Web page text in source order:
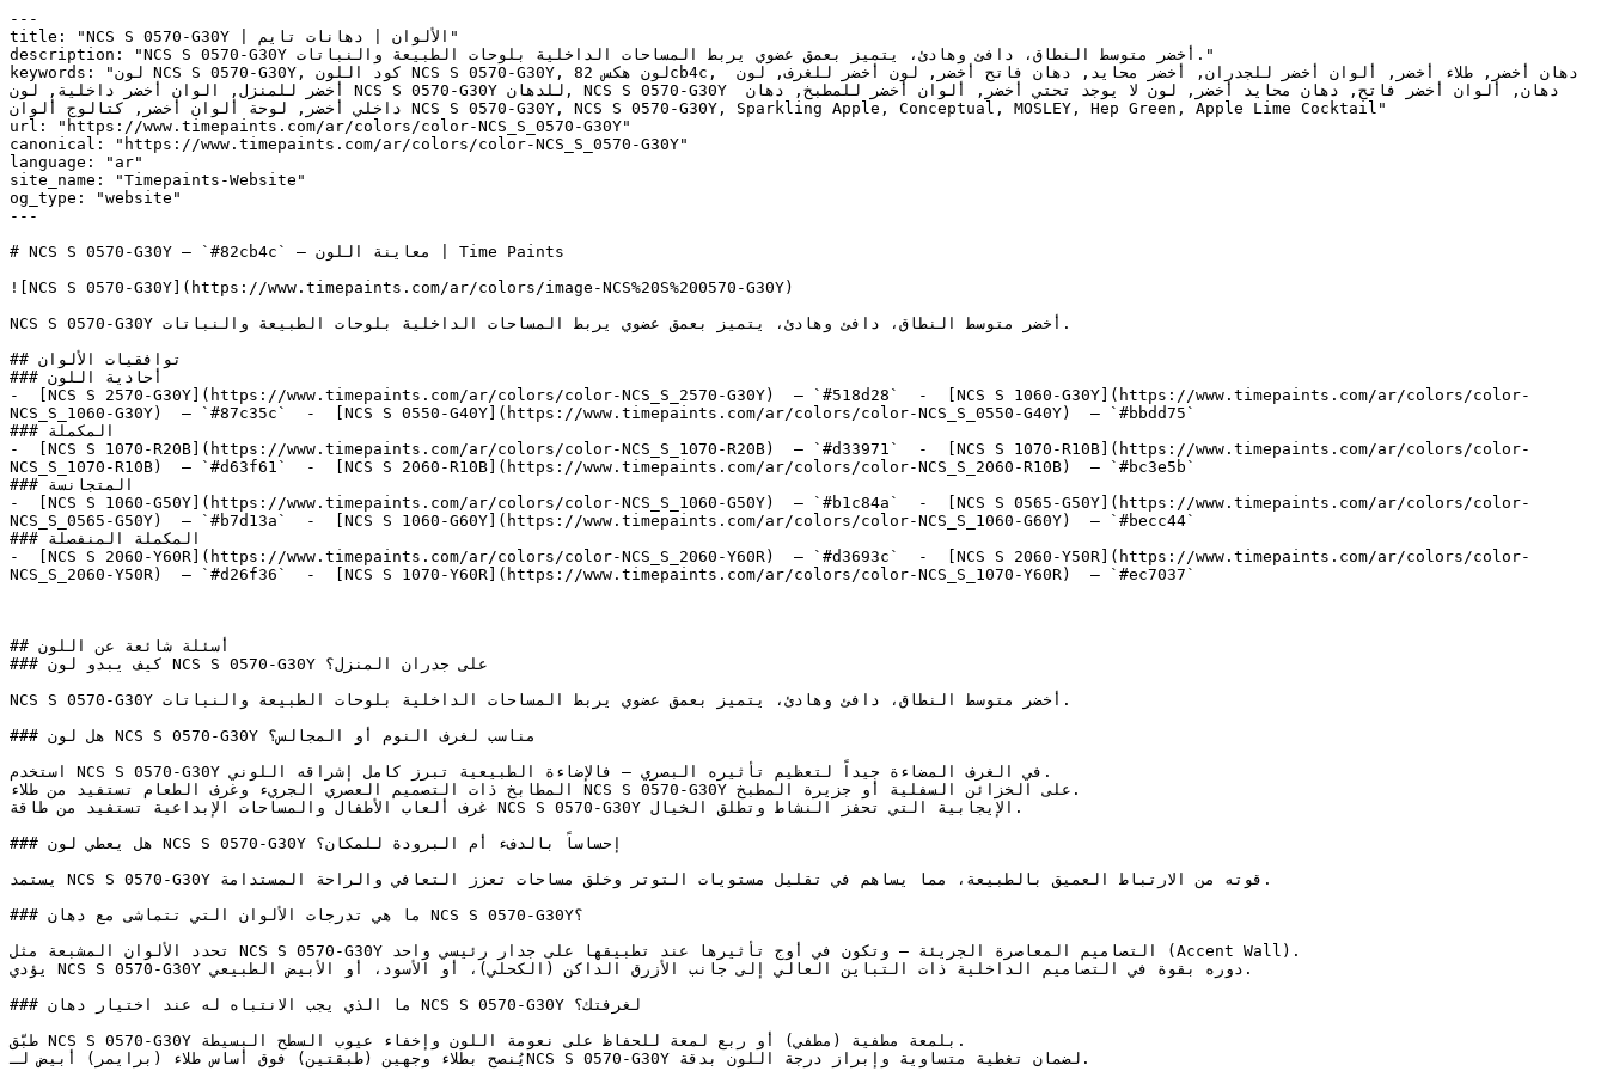
---
title: "NCS S 0570-G30Y | الألوان | دهانات تايم"
description: "NCS S 0570-G30Y أخضر متوسط النطاق، دافئ وهادئ، يتميز بعمق عضوي يربط المساحات الداخلية بلوحات الطبيعة والنباتات."
keywords: "لون NCS S 0570-G30Y, كود اللون NCS S 0570-G30Y, لون هكس 82cb4c, دهان أخضر, طلاء أخضر, ألوان أخضر للجدران, أخضر محايد, دهان فاتح أخضر, لون أخضر للغرف, لون
أخضر للمنزل, الوان أخضر داخلية, لون NCS S 0570-G30Y للدهان, NCS S 0570-G30Y دهان, ألوان أخضر فاتح, دهان محايد أخضر, لون لا يوجد تحتي أخضر, ألوان أخضر للمطبخ, دهان
داخلي أخضر, لوحة ألوان أخضر, كتالوج ألوان NCS S 0570-G30Y, NCS S 0570-G30Y, Sparkling Apple, Conceptual, MOSLEY, Hep Green, Apple Lime Cocktail"
url: "https://www.timepaints.com/ar/colors/color-NCS_S_0570-G30Y"
canonical: "https://www.timepaints.com/ar/colors/color-NCS_S_0570-G30Y"
language: "ar"
site_name: "Timepaints-Website"
og_type: "website"
---
# NCS S 0570-G30Y — `#82cb4c` — معاينة اللون | Time Paints
![NCS S 0570-G30Y](https://www.timepaints.com/ar/colors/image-NCS%20S%200570-G30Y)
NCS S 0570-G30Y أخضر متوسط النطاق، دافئ وهادئ، يتميز بعمق عضوي يربط المساحات الداخلية بلوحات الطبيعة والنباتات.
## توافقيات الألوان
### أحادية اللون
-  [NCS S 2570-G30Y](https://www.timepaints.com/ar/colors/color-NCS_S_2570-G30Y)  — `#518d28`  -  [NCS S 1060-G30Y](https://www.timepaints.com/ar/colors/color-
NCS_S_1060-G30Y)  — `#87c35c`  -  [NCS S 0550-G40Y](https://www.timepaints.com/ar/colors/color-NCS_S_0550-G40Y)  — `#bbdd75`
### المكملة
-  [NCS S 1070-R20B](https://www.timepaints.com/ar/colors/color-NCS_S_1070-R20B)  — `#d33971`  -  [NCS S 1070-R10B](https://www.timepaints.com/ar/colors/color-
NCS_S_1070-R10B)  — `#d63f61`  -  [NCS S 2060-R10B](https://www.timepaints.com/ar/colors/color-NCS_S_2060-R10B)  — `#bc3e5b`
### المتجانسة
-  [NCS S 1060-G50Y](https://www.timepaints.com/ar/colors/color-NCS_S_1060-G50Y)  — `#b1c84a`  -  [NCS S 0565-G50Y](https://www.timepaints.com/ar/colors/color-
NCS_S_0565-G50Y)  — `#b7d13a`  -  [NCS S 1060-G60Y](https://www.timepaints.com/ar/colors/color-NCS_S_1060-G60Y)  — `#becc44`
### المكملة المنفصلة
-  [NCS S 2060-Y60R](https://www.timepaints.com/ar/colors/color-NCS_S_2060-Y60R)  — `#d3693c`  -  [NCS S 2060-Y50R](https://www.timepaints.com/ar/colors/color-
NCS_S_2060-Y50R)  — `#d26f36`  -  [NCS S 1070-Y60R](https://www.timepaints.com/ar/colors/color-NCS_S_1070-Y60R)  — `#ec7037`
## أسئلة شائعة عن اللون
### كيف يبدو لون NCS S 0570-G30Y على جدران المنزل؟
NCS S 0570-G30Y أخضر متوسط النطاق، دافئ وهادئ، يتميز بعمق عضوي يربط المساحات الداخلية بلوحات الطبيعة والنباتات.
### هل لون NCS S 0570-G30Y مناسب لغرف النوم أو المجالس؟
استخدم NCS S 0570-G30Y في الغرف المضاءة جيداً لتعظيم تأثيره البصري — فالإضاءة الطبيعية تبرز كامل إشراقه اللوني.
المطابخ ذات التصميم العصري الجريء وغرف الطعام تستفيد من طلاء NCS S 0570-G30Y على الخزائن السفلية أو جزيرة المطبخ.
غرف ألعاب الأطفال والمساحات الإبداعية تستفيد من طاقة NCS S 0570-G30Y الإيجابية التي تحفز النشاط وتطلق الخيال.
### هل يعطي لون NCS S 0570-G30Y إحساساً بالدفء أم البرودة للمكان؟
يستمد NCS S 0570-G30Y قوته من الارتباط العميق بالطبيعة، مما يساهم في تقليل مستويات التوتر وخلق مساحات تعزز التعافي والراحة المستدامة.
### ما هي تدرجات الألوان التي تتماشى مع دهان NCS S 0570-G30Y؟
تحدد الألوان المشبعة مثل NCS S 0570-G30Y التصاميم المعاصرة الجريئة — وتكون في أوج تأثيرها عند تطبيقها على جدار رئيسي واحد (Accent Wall).
يؤدي NCS S 0570-G30Y دوره بقوة في التصاميم الداخلية ذات التباين العالي إلى جانب الأزرق الداكن (الكحلي)، أو الأسود، أو الأبيض الطبيعي.
### ما الذي يجب الانتباه له عند اختيار دهان NCS S 0570-G30Y لغرفتك؟
طبّق NCS S 0570-G30Y بلمعة مطفية (مطفي) أو ربع لمعة للحفاظ على نعومة اللون وإخفاء عيوب السطح البسيطة.
يُنصح بطلاء وجهين (طبقتين) فوق أساس طلاء (برايمر) أبيض لـNCS S 0570-G30Y لضمان تغطية متساوية وإبراز درجة اللون بدقة.